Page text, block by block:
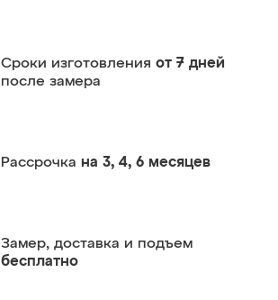
Сроки изготовления от 7 дней
после замера
Рассрочка на 3, 4, 6 месяцев
Замер, доставка и подъем
бесплатно